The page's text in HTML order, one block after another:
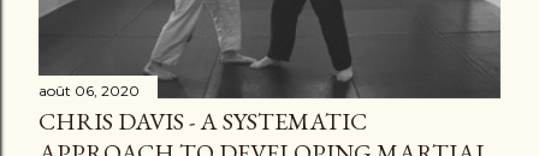
août 06, 2020
CHRIS DAVIS - A SYSTEMATIC